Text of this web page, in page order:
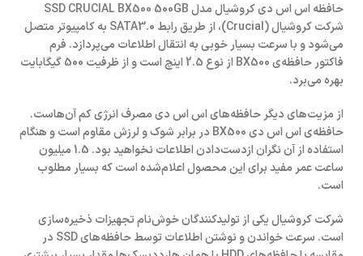
حافظه اس اس دی کروشیال مدل SSD CRUCIAL BX500 500GB
شرکت کروشیال (Crucial)، از طریق رابط SATA3.0 به کامپیوتر متصل
می‌شود و با سرعت بسیار خوبی به انتقال اطلاعات می‌پردازد. فرم
فاکتور حافظه‌ی BX500 از نوع 2.5 اینچ است و از ظرفیت 500 گیگابایت
بهره می‌برد.
از مزیت‌های دیگر حافظه‌های اس اس دی مصرف انرژی کم آن‌هاست.
حافظه‌ی اس اس دی BX500 در برابر شوک و لرزش مقاوم است و هنگام
استفاده از آن نگران ازدست‌دادن اطلاعات نخواهید بود. 1.5 میلیون
ساعت عمر مفید برای این محصول اعلام‌شده است که بسیار مطلوب
است.
شرکت کروشیال یکی از تولیدکنندگان خوش‌نام تجهیزات ذخیره‌سازی
است. سرعت خواندن و نوشتن اطلاعات توسط حافظه‌های SSD در